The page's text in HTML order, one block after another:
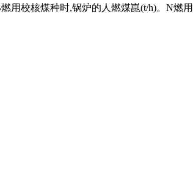
用校核煤种时,锅炉的人燃煤崑(t/h)。N燃